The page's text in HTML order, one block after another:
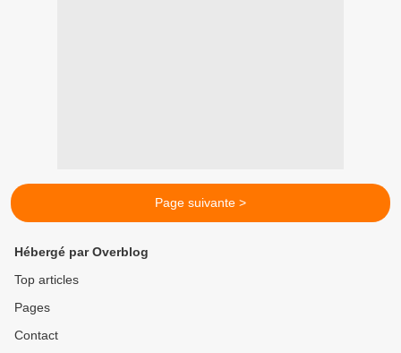
Page suivante >
Hébergé par Overblog
Top articles
Pages
Contact